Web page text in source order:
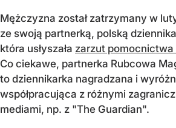
Mężczyzna został zatrzymany w
ze swoją partnerką, polską
która usłyszała zarzut
Co ciekawe, partnerka Rubcowa
to dziennikarka nagradzana i
współpracująca z różnymi
mediami, np. z "The Guardian".